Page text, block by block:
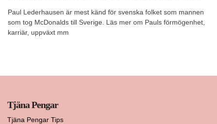
Paul Lederhausen är mest känd för svenska folket som mannen
som tog McDonalds till Sverige. Läs mer om Pauls förmögenhet,
karriär, uppväxt mm
Tjäna Pengar
Tjäna Pengar Tips